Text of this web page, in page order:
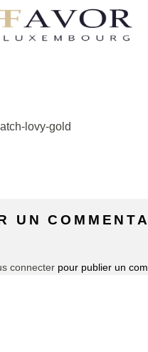
UN
connecter pour publier un